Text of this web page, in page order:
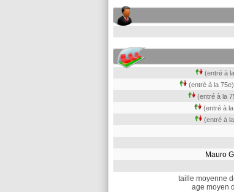
(entré à
(entré à la 75e)
(entré à la
(entré à
(entré à
Mauro
taille moyenne
age moyen